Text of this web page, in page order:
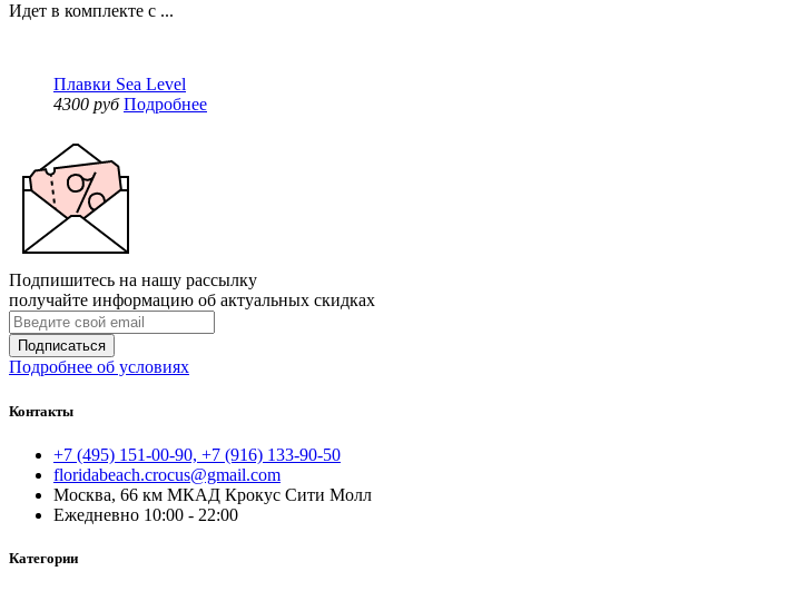
Идет в комплекте с ...
Плавки Sea Level
4300 руб Подробнее
Подпишитесь на нашу рассылку
получайте информацию об актуальных скидках
Подписаться
Подробнее об условиях
Контакты
+7 (495) 151-00-90, +7 (916) 133-90-50
floridabeach.crocus@gmail.com
Москва, 66 км МКАД Крокус Сити Молл
Ежедневно 10:00 - 22:00
Категории